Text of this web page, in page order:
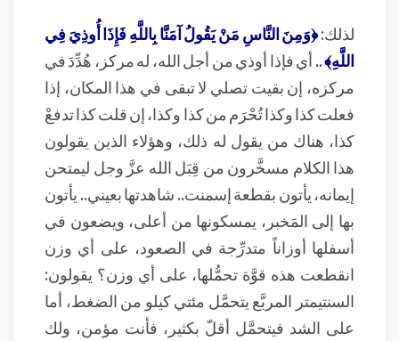
لذلك:﴿وَمِنَ النَّاسِ مَنْ يَقُولُ آمَنَّا بِاللَّهِ فَإِذَا أُوذِيَ فِي
اللَّهِ﴾.. أي فإذا أوذي من أجل الله، له مركز، هُدِّدَ في
مركزه، إن بقيت تصلي لا تبقى في هذا المكان، إذا
فعلت كذا وكذا تُحْرَم من كذا وكذا، إن قلت كذا تدفعْ
كذا، هناك من يقول له ذلك، وهؤلاء الذين يقولون
هذا الكلام مسخَّرون من قِبَل الله عزَّ وجل ليمتحن
إيمانه، يأتون بقطعة إسمنت.. شاهدتها بعيني.. يأتون
بها إلى المَخبر، يمسكونها من أعلى، ويضعون في
أسفلها أوزاناً متدرِّجة في الصعود، على أي وزن
انقطعت هذه قوَّة تحمُّلها، على أي وزن؟ يقولون:
السنتيمتر المربَّع يتحمَّل مئتي كيلو من الضغط، أما
على الشد فيتحمَّل أقلّ بكثير، فأنت مؤمن، ولك